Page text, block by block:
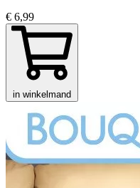
€ 6,99
in winkelmand